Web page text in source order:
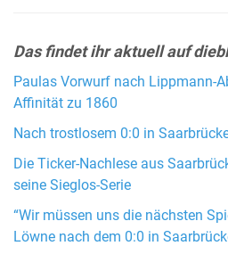
Das findet ihr aktuell auf
Paulas Vorwurf nach Lippmann-
Affinität zu 1860
Nach trostlosem 0:0 in
Die Ticker-Nachlese aus
seine Sieglos-Serie
“Wir müssen uns die nächsten
Löwne nach dem 0:0 in